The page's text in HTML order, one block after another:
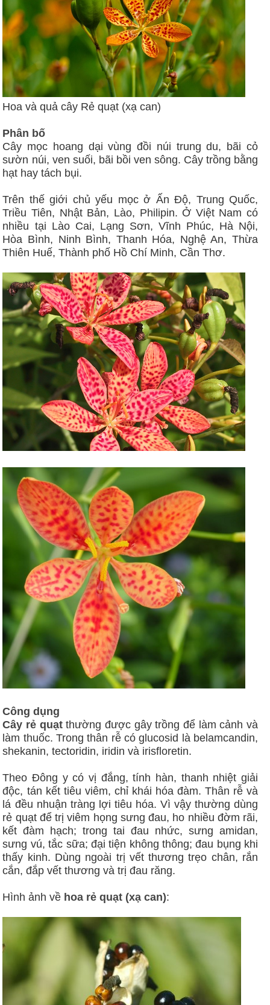
Hoa và quả cây Rẻ quạt (xạ can)
Phân bố
Cây mọc hoang dại vùng đồi núi trung du, bãi cỏ
sườn núi, ven suối, bãi bồi ven sông. Cây trồng bằng
hạt hay tách bụi.
Trên thế giới chủ yếu mọc ở Ấn Độ, Trung Quốc,
Triều Tiên, Nhật Bản, Lào, Philipin. Ở Việt Nam có
nhiều tại Lào Cai, Lạng Sơn, Vĩnh Phúc, Hà Nội,
Hòa Bình, Ninh Bình, Thanh Hóa, Nghệ An, Thừa
Thiên Huế, Thành phố Hồ Chí Minh, Cần Thơ.
Công dụng
Cây rẻ quạtthường được gây trồng để làm cảnh và
làm thuốc. Trong thân rễ có glucosid là belamcandin,
shekanin, tectoridin, iridin và irisfloretin.
Theo Đông y có vị đắng, tính hàn, thanh nhiệt giải
độc, tán kết tiêu viêm, chỉ khái hóa đàm. Thân rễ và
lá đều nhuận tràng lợi tiêu hóa. Vì vậy thường dùng
rẻ quạt để trị viêm họng sưng đau, ho nhiều đờm rãi,
kết đàm hạch; trong tai đau nhức, sưng amidan,
sưng vú, tắc sữa; đại tiện không thông; đau bụng khi
thấy kinh. Dùng ngoài trị vết thương trẹo chân, rắn
cắn, đắp vết thương và trị đau răng.
Hình ảnh về hoa rẻ quạt (xạ can):